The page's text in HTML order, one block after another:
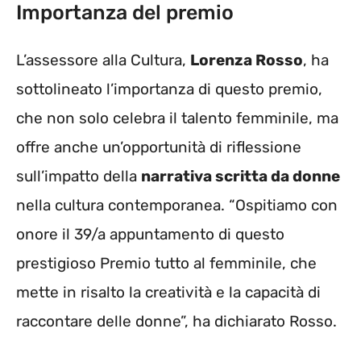
Importanza del premio
L’assessore alla Cultura, Lorenza Rosso, ha
sottolineato l’importanza di questo premio,
che non solo celebra il talento femminile, ma
offre anche un’opportunità di riflessione
sull’impatto della narrativa scritta da donne
nella cultura contemporanea. “Ospitiamo con
onore il 39/a appuntamento di questo
prestigioso Premio tutto al femminile, che
mette in risalto la creatività e la capacità di
raccontare delle donne”, ha dichiarato Rosso.